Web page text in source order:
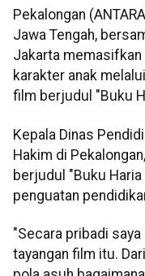
Pekalongan
Jawa Tengah,
Jakarta
karakter anak
film berjudul "Buku
Kepala Dinas
Hakim di
berjudul "Buku
penguatan
"Secara pribadi
tayangan film itu.